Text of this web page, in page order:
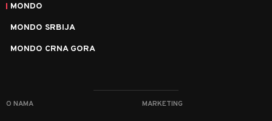
MONDO
MONDO SRBIJA
MONDO CRNA GORA
O NAMA MARKETING